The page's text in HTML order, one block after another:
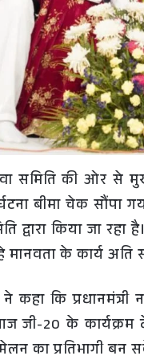
समिति की ओर से
बीमा चेक सौंपा
द्वारा किया जा
मानवता के कार्य अति
कहा कि
जी-20 के
का प्रतिभागी बन